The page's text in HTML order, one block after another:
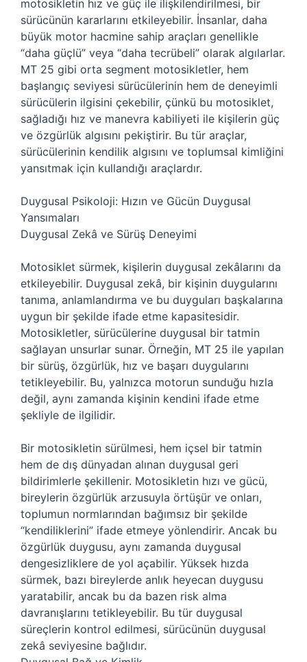
motosikletin hız ve güç ile ilişkilendirilmesi, bir
sürücünün kararlarını etkileyebilir. İnsanlar, daha
büyük motor hacmine sahip araçları genellikle
“daha güçlü” veya “daha tecrübeli” olarak algılarlar.
MT 25 gibi orta segment motosikletler, hem
başlangıç seviyesi sürücülerinin hem de deneyimli
sürücülerin ilgisini çekebilir, çünkü bu motosiklet,
sağladığı hız ve manevra kabiliyeti ile kişilerin güç
ve özgürlük algısını pekiştirir. Bu tür araçlar,
sürücülerinin kendilik algısını ve toplumsal kimliğini
yansıtmak için kullandığı araçlardır.
Duygusal Psikoloji: Hızın ve Gücün Duygusal
Yansımaları
Duygusal Zekâ ve Sürüş Deneyimi
Motosiklet sürmek, kişilerin duygusal zekâlarını da
etkileyebilir. Duygusal zekâ, bir kişinin duygularını
tanıma, anlamlandırma ve bu duyguları başkalarına
uygun bir şekilde ifade etme kapasitesidir.
Motosikletler, sürücülerine duygusal bir tatmin
sağlayan unsurlar sunar. Örneğin, MT 25 ile yapılan
bir sürüş, özgürlük, hız ve başarı duygularını
tetikleyebilir. Bu, yalnızca motorun sunduğu hızla
değil, aynı zamanda kişinin kendini ifade etme
şekliyle de ilgilidir.
Bir motosikletin sürülmesi, hem içsel bir tatmin
hem de dış dünyadan alınan duygusal geri
bildirimlerle şekillenir. Motosikletin hızı ve gücü,
bireylerin özgürlük arzusuyla örtüşür ve onları,
toplumun normlarından bağımsız bir şekilde
“kendiliklerini” ifade etmeye yönlendirir. Ancak bu
özgürlük duygusu, aynı zamanda duygusal
dengesizliklere de yol açabilir. Yüksek hızda
sürmek, bazı bireylerde anlık heyecan duygusu
yaratabilir, ancak bu da bazen risk alma
davranışlarını tetikleyebilir. Bu tür duygusal
süreçlerin kontrol edilmesi, sürücünün duygusal
zekâ seviyesine bağlıdır.